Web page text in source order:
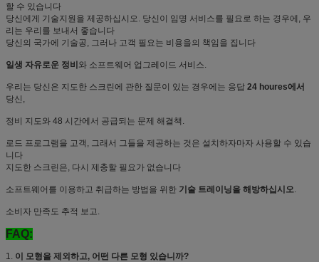
할 수 있습니다
당신에게 기술지원을 제공하십시오. 당신이 임명 서비스를 필요로 하는 경우에, 우
리는 우리를 보내서 좋습니다
당신의 국가에 기술공, 그러나 고객 필요는 비용을의 책임을 집니다
일생 자유로운 정비와 소프트웨어 업그레이드 서비스.
우리는 당신은 지도한 스크린에 관한 질문이 있는 경우에는 응답 24 houres에서
당신,
정비 지도와 48 시간에서 공급되는 문제 해결책.
로드 프로그램을 고객, 그래서 그들을 제공하는 것은 설치하자마자 사용할 수 있습
니다
지도한 스크린은, 다시 제충할 필요가 없습니다
소프트웨어를 이용하고 취급하는 방법을 위한 기술 트레이닝을 해방하십시오.
소비자 만족도 추적 보고.
FAQ:
1. 이 모형을 제외하고, 어떤 다른 모형 있습니까?